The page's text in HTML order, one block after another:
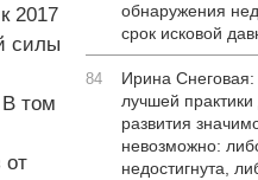
2017
силы
В том
от
обнаружения
срок исковой
84
Ирина Снеговая:
лучшей
развития
невозможно:
недостигнута,